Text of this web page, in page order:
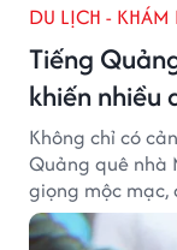
DU LỊCH - KHÁM
Tiếng
khiến nhiều
Không chỉ có
Quảng quê nhà
giọng mộc mạc,